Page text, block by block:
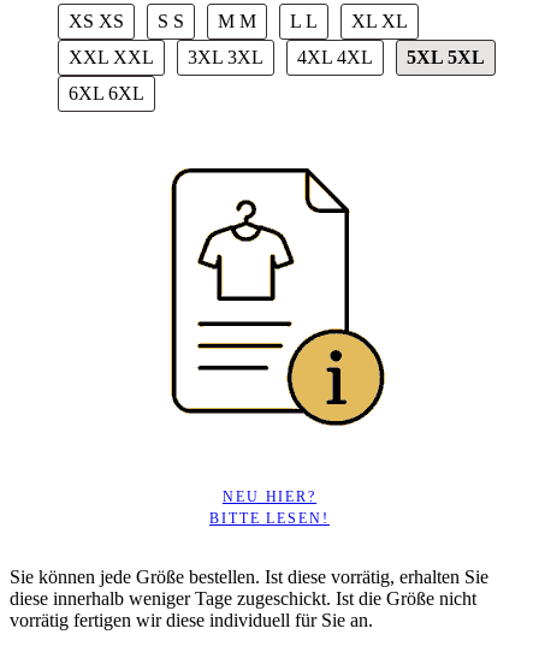
XS XS S S M M L L XL XL
XXL XXL 3XL 3XL 4XL 4XL 5XL 5XL
6XL 6XL
NEU HIER?
BITTE LESEN!
Sie können jede Größe bestellen. Ist diese vorrätig, erhalten Sie
diese innerhalb weniger Tage zugeschickt. Ist die Größe nicht
vorrätig fertigen wir diese individuell für Sie an.